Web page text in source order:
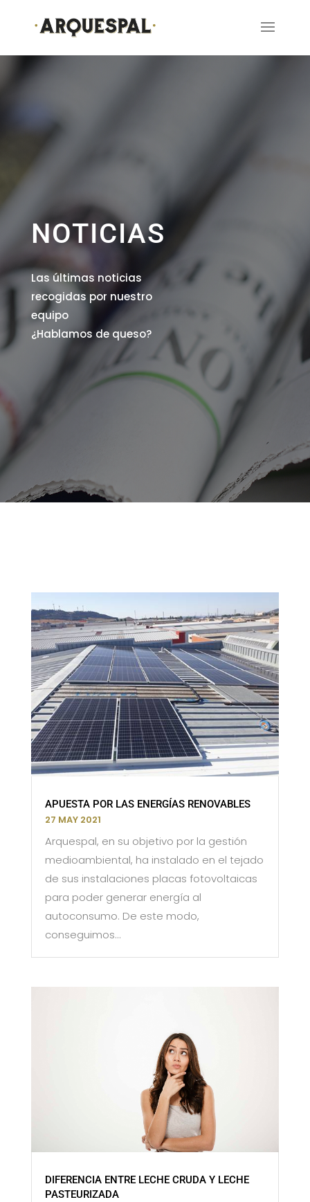
NOTICIAS
Las últimas noticias
recogidas por nuestro
equipo
¿Hablamos de queso?
APUESTA POR LAS ENERGÍAS RENOVABLES
27 MAY 2021
Arquespal, en su objetivo por la gestión
medioambiental, ha instalado en el tejado
de sus instalaciones placas fotovoltaicas
para poder generar energía al
autoconsumo. De este modo,
conseguimos...
DIFERENCIA ENTRE LECHE CRUDA Y LECHE
PASTEURIZADA